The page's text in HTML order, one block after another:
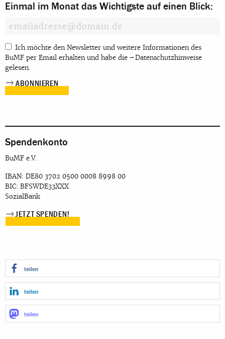
Einmal im Monat das Wichtigste auf einen Blick:
Ich möchte den Newsletter und weitere Informationen des
BuMF per Email erhalten und habe die
Datenschutzhinweise
gelesen.
Spendenkonto
BuMF e.V.
IBAN: DE80 3702 0500 0008 8998 00
BIC: BFSWDE33XXX
SozialBank
JETZT SPENDEN!
teilen
teilen
teilen